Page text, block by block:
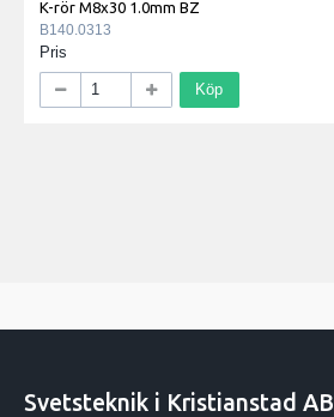
K-rör M8x30 1.0mm BZ
B140.0313
Pris
Köp
Svetsteknik i Kristianstad AB